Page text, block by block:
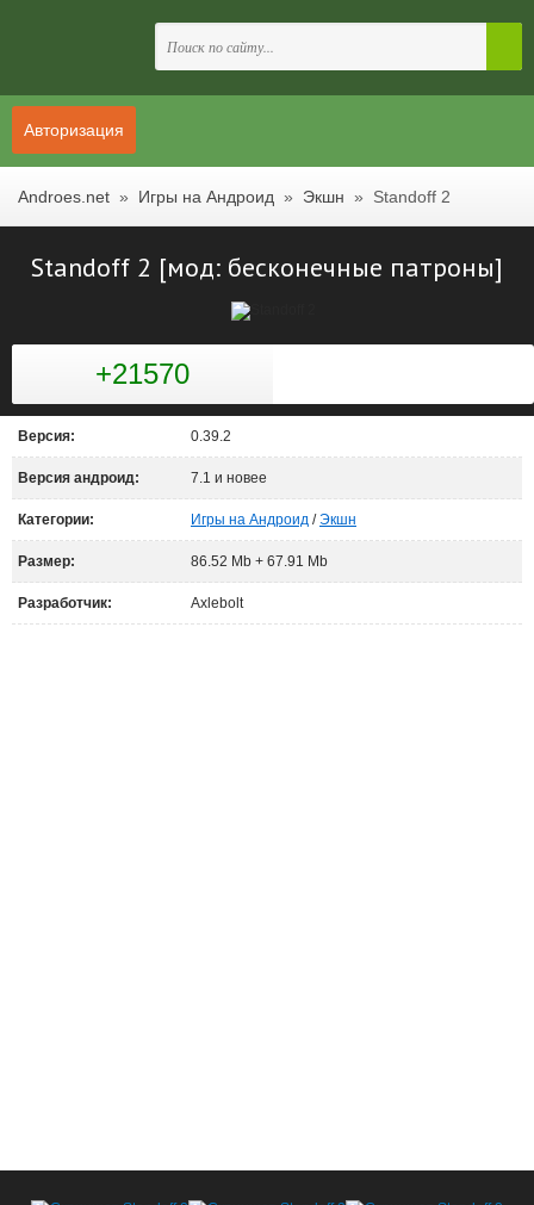
Авторизация
Androes.net » Игры на Андроид » Экшн » Standoff 2
Standoff 2 [мод: бесконечные патроны]
+21570
Версия: 0.39.2
Версия андроид: 7.1 и новее
Категории: Игры на Андроид /Экшн
Размер: 86.52 Mb + 67.91 Mb
Разработчик: Axlebolt